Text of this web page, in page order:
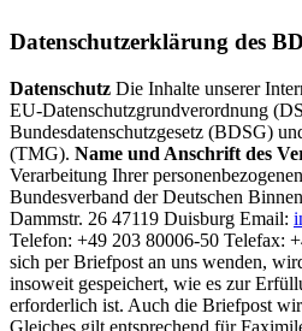
Datenschutzerklärung des
Datenschutz Die Inhalte unserer
EU-Datenschutzgrundverordnung
Bundesdatenschutzgesetz (BDSG)
(TMG). Name und Anschrift des
Verarbeitung Ihrer
Bundesverband der Deutschen
Dammstr. 26 47119 Duisburg Email:
Telefon: +49 203 80006-50 Telefax:
sich per Briefpost an uns wenden,
insoweit gespeichert, wie es zur
erforderlich ist. Auch die Briefpost
Gleiches gilt entsprechend für